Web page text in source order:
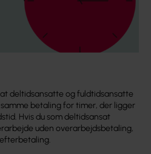
deltidsansatte og fuldtidsansatte
betaling for timer, der ligger
Hvis du som deltidsansat
uden overarbejdsbetaling,